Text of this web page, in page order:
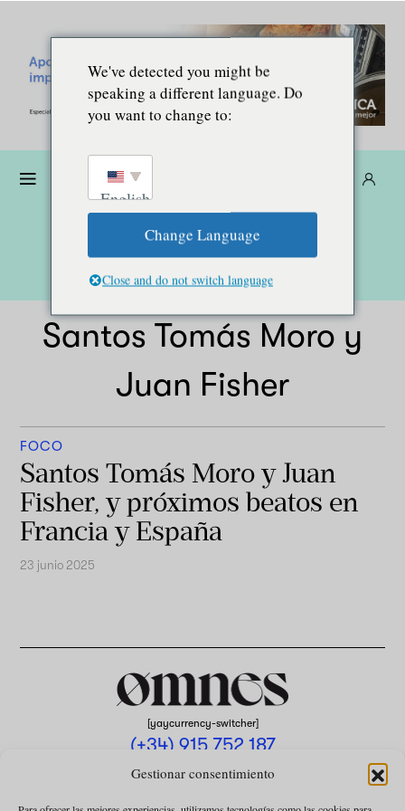
Gestionar consentimiento
Santos Tomás Moro y
Juan Fisher
FOCO
Santos Tomás Moro y Juan
Fisher, y próximos beatos en
Francia y España
23 junio 2025
[yaycurrency-switcher]
(+34) 915 752 187
omnes@omnesmag.com
We've detected you might be
speaking a different language. Do
you want to change to:
English
Change Language
Close and do not switch language